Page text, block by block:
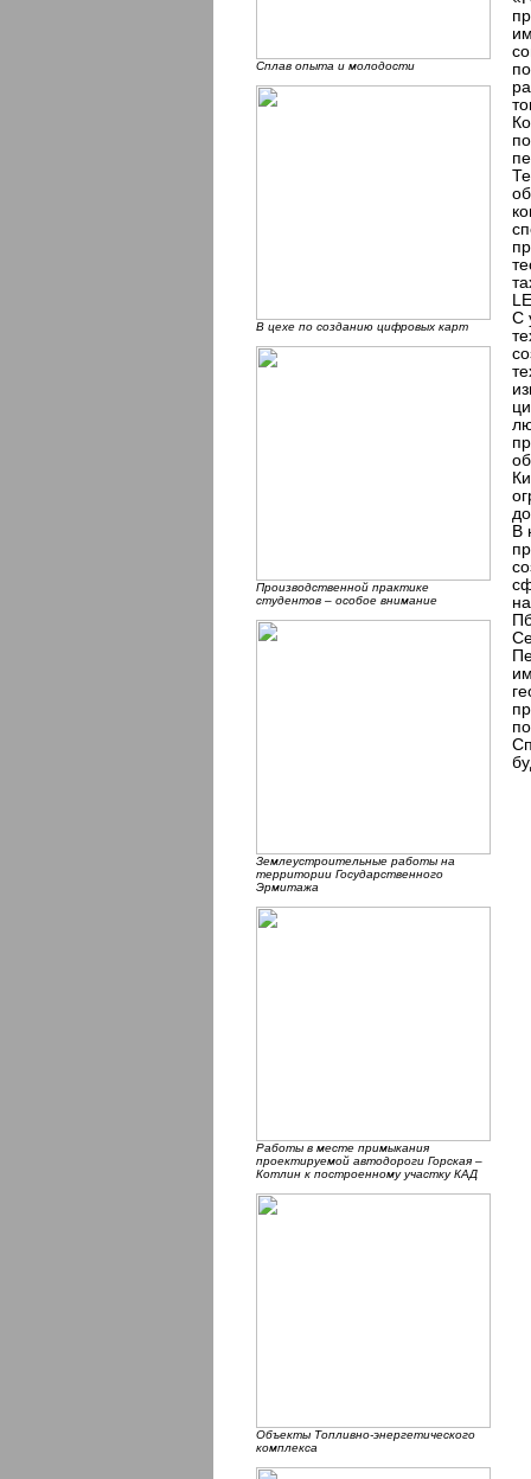
Сплав опыта и молодости
В цехе по созданию цифровых карт
Производственной практике
студентов – особое внимание
Землеустроительные работы на
территории Государственного
Эрмитажа
Работы в месте примыкания
проектируемой автодороги Горская –
Котлин к построенному участку КАД
Объекты Топливно-энергетического
комплекса
С
В